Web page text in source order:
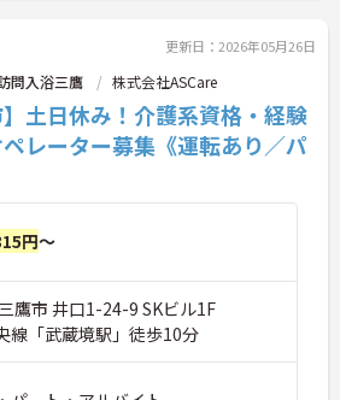
更新日：2026年05月26日
問入浴三鷹 株式会社ASCare
】土日休み！介護系資格・経験
レーター募集《運転あり／パ
円～
鷹市 井口1-24-9 SKビル1F
線「武蔵境駅」徒歩10分